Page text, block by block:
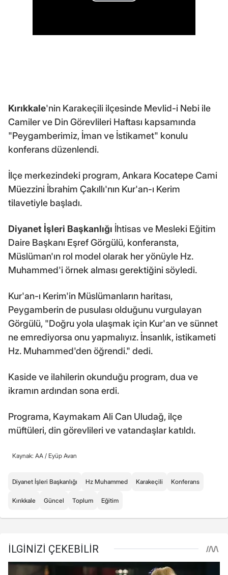
Kırıkkale'nin Karakeçili ilçesinde Mevlid-i Nebi ile
Camiler ve Din Görevlileri Haftası kapsamında
"Peygamberimiz, İman ve İstikamet" konulu
konferans düzenlendi.
İlçe merkezindeki program, Ankara Kocatepe Cami
Müezzini İbrahim Çakıllı'nın Kur'an-ı Kerim
tilavetiyle başladı.
Diyanet İşleri Başkanlığı İhtisas ve Mesleki Eğitim
Daire Başkanı Eşref Görgülü, konferansta,
Müslüman'ın rol model olarak her yönüyle Hz.
Muhammed'i örnek alması gerektiğini söyledi.
Kur'an-ı Kerim'in Müslümanların haritası,
Peygamberin de pusulası olduğunu vurgulayan
Görgülü, "Doğru yola ulaşmak için Kur'an ve sünnet
ne emrediyorsa onu yapmalıyız. İnsanlık, istikameti
Hz. Muhammed'den öğrendi." dedi.
Kaside ve ilahilerin okunduğu program, dua ve
ikramın ardından sona erdi.
Programa, Kaymakam Ali Can Uludağ, ilçe
müftüleri, din görevlileri ve vatandaşlar katıldı.
Kaynak: AA / Eyüp Avan
Diyanet İşleri Başkanlığı Hz Muhammed Karakeçili Konferans
Kırıkkale Güncel Toplum Eğitim